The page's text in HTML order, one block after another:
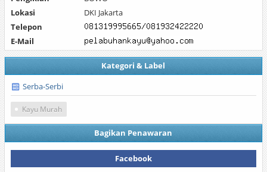
Lokasi
DKI Jakarta
Telepon
E-Mail
Kategori & Label
Serba-Serbi
Kayu Murah
Bagikan Penawaran
Facebook